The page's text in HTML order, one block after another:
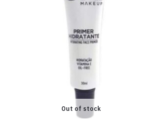
Out of stock